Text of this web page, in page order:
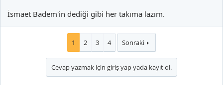
İsmaet Badem'in dediği gibi her takıma lazım.
1 2 3 4 Sonraki
Cevap yazmak için giriş yap yada kayıt ol.